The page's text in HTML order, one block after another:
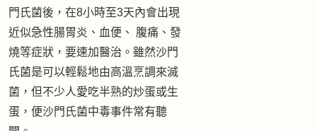
門氏菌後，在8小時至3天內會出現
近似急性腸胃炎、血便、 腹痛、發
燒等症狀，要速加醫治。雖然沙門
氏菌是可以輕鬆地由高溫烹調來滅
菌，但不少人愛吃半熟的炒蛋或生
蛋，便沙門氏菌中毒事件常有聽